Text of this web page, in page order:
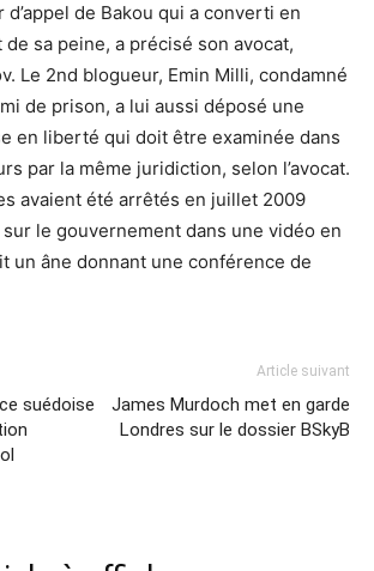
de Bakou qui a converti en
sa peine, a précisé son avocat,
Le 2nd blogueur, Emin Milli, condamné
de prison, a lui aussi déposé une
en liberté qui doit être examinée dans
par la même juridiction, selon l’avocat.
avaient été arrêtés en juillet 2009
le gouvernement dans une vidéo en
un âne donnant une conférence de
suédoise
Article suivant
James Murdoch met en garde
Londres sur le dossier BSkyB